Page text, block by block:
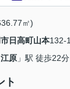
㎡)
日高町山本132-1
江原 」駅 徒歩22分
ト